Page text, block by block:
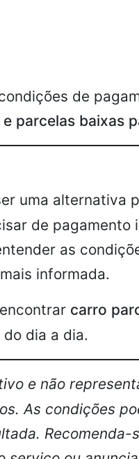
de
parcelas baixas
uma alternativa
de pagamento
as
informada.
carro
dia a dia.
e não
As condições
Recomenda-